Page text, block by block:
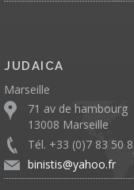
JUDAICA
Marseille
71 av de hambourg
13008 Marseille
Tél. +33 (0)7 83 50
binistis@yahoo.fr